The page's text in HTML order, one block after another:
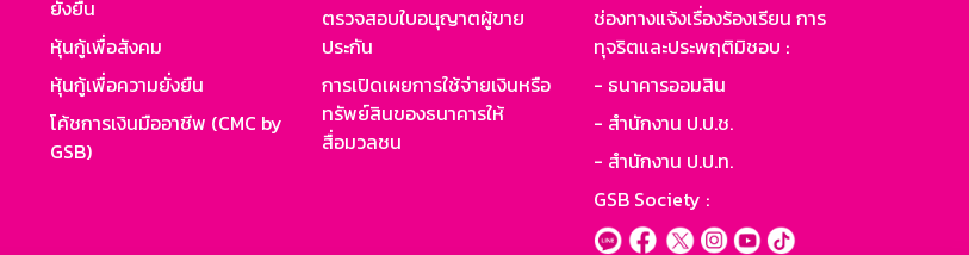
ยั่งยืน
หุ้นกู้เพื่อสังคม
หุ้นกู้เพื่อความยั่งยืน
โค้ชการเงินมืออาชีพ (CMC by
GSB)
ตรวจสอบใบอนุญาตผู้ขาย
ประกัน
การเปิดเผยการใช้จ่ายเงินหรือ
ทรัพย์สินของธนาคารให้
สื่อมวลชน
ช่องทางแจ้งเรื่องร้องเรียน การ
ทุจริตและประพฤติมิชอบ :
- ธนาคารออมสิน
- สำนักงาน ป.ป.ช.
- สำนักงาน ป.ป.ท.
GSB Society :